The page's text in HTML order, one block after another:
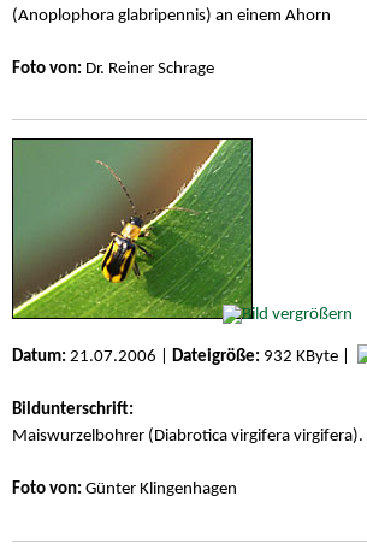
(Anoplophora glabripennis) an einem Ahorn
Foto von: Dr. Reiner Schrage
Datum: 21.07.2006 | Dateigröße: 932 KByte |
Bildunterschrift:
Maiswurzelbohrer (Diabrotica virgifera virgifera).
Foto von: Günter Klingenhagen